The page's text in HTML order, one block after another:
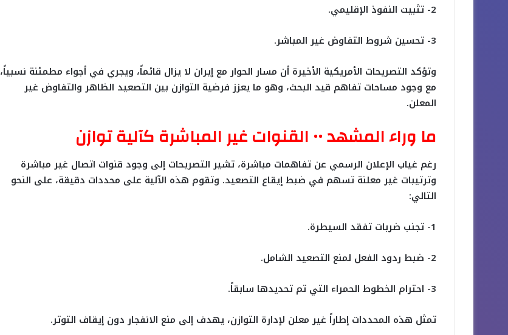
2- تثبيت النفوذ الإقليمي.
3- تحسين شروط التفاوض غير المباشر.
وتؤكد التصريحات الأمريكية الأخيرة أن مسار الحوار مع إيران لا يزال قائماً، ويجري في أجواء مطمئنة نسبياً،
مع وجود مساحات تفاهم قيد البحث، وهو ما يعزز فرضية التوازن بين التصعيد الظاهر والتفاوض غير
المعلن.
ما وراء المشهد •• القنوات غير المباشرة كآلية توازن
رغم غياب الإعلان الرسمي عن تفاهمات مباشرة، تشير التصريحات إلى وجود قنوات اتصال غير مباشرة
وترتيبات غير معلنة تسهم في ضبط إيقاع التصعيد. وتقوم هذه الآلية على محددات دقيقة، على النحو
التالي:
1- تجنب ضربات تفقد السيطرة.
2- ضبط ردود الفعل لمنع التصعيد الشامل.
3- احترام الخطوط الحمراء التي تم تحديدها سابقاً.
تمثل هذه المحددات إطاراً غير معلن لإدارة التوازن، يهدف إلى منع الانفجار دون إيقاف التوتر.